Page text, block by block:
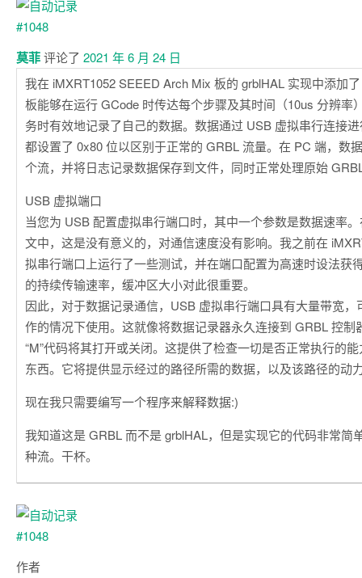
注
莫菲评论了 2021 年 6 月 24 日
我在 iMXRT1052 SEEED Arch Mix 板的 grblHAL 实现中添加
板能够在运行 GCode 时传达每个步骤及其时间（10us 分辨率
务时有效地记录了自己的数据。数据通过 USB 虚拟串行连接
都设置了 0x80 位以区别于正常的 GRBL 流量。在 PC 端，数
个流，并将日志记录数据保存到文件，同时正常处理原始
USB 虚拟端口
当您为 USB 配置虚拟串行端口时，其中一个参数是数据速率
文中，这是没有意义的，对通信速度没有影响。我之前在
拟串行端口上运行了一些测试，并在端口配置为高速时设法获
的持续传输速率，缓冲区大小对此很重要。
因此，对于数据记录通信，USB 虚拟串行端口具有大量带宽，
作的情况下使用。这就像将数据记录器永久连接到 GRBL 控制
“M”代码将其打开或关闭。这提供了检查一切是否正常执行的
东西。它将提供显示经过的路径所需的数据，以及该路径的动
现在我只需要编写一个程序来解释数据:)
我知道这是 GRBL 而不是 grblHAL，但是实现它的代码非常简
种流。干杯。
作者